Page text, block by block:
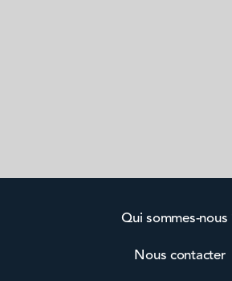
Qui sommes-nous
Nous contacter